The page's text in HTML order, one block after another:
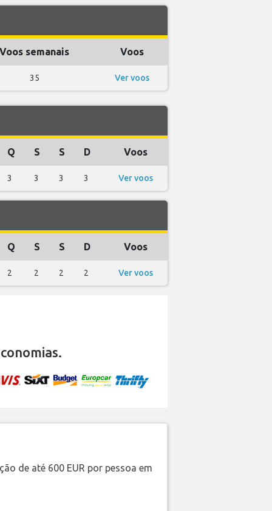
Voos semanais Voos
35 Ver voos
Q S S D Voos
3 3 3 3 Ver voos
Q S S D Voos
2 2 2 2 Ver voos
de até 600 EUR por pessoa em